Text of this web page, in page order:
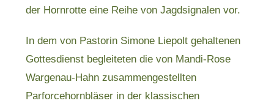
der Hornrotte eine Reihe von Jagdsignalen vor.
In dem von Pastorin Simone Liepolt gehaltenen
Gottesdienst begleiteten die von Mandi-Rose
Wargenau-Hahn zusammengestellten
Parforcehornbläser in der klassischen